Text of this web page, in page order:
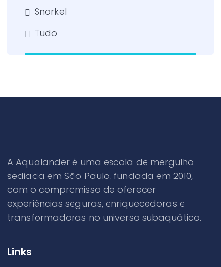
Snorkel
Tudo
A Aqualander é uma escola de mergulho
sediada em São Paulo, fundada em 2010,
com o compromisso de oferecer
experiências seguras, enriquecedoras e
transformadoras no universo subaquático.
Links